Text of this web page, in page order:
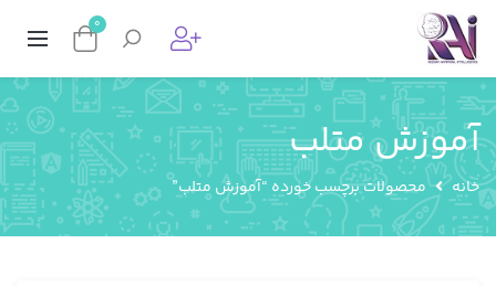
0
آموزش متلب
خانه محصولات برچسب خورده “آموزش متلب”